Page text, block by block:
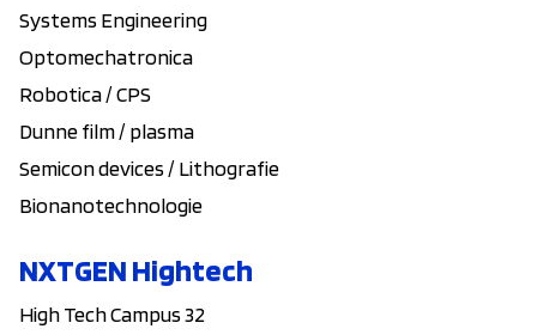
Systems Engineering
Optomechatronica
Robotica / CPS
Dunne film / plasma
Semicon devices / Lithografie
Bionanotechnologie
NXTGEN Hightech
High Tech Campus 32